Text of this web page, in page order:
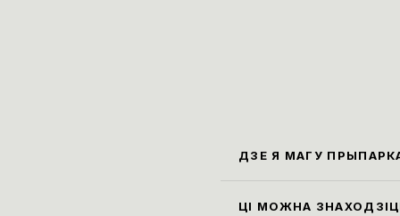
ДЗЕ Я МАГУ
ЦІ МОЖНА